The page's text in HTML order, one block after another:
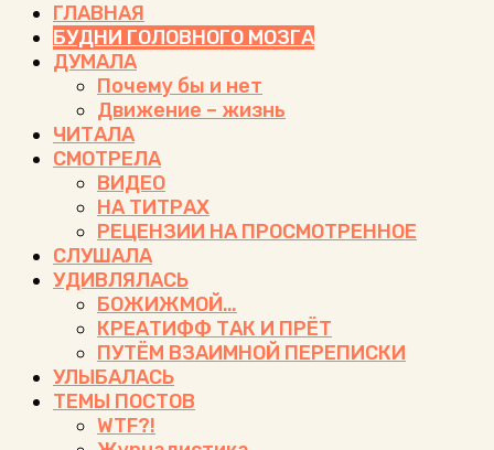
ГЛАВНАЯ
БУДНИ ГОЛОВНОГО МОЗГА
ДУМАЛА
Почему бы и нет
Движение – жизнь
ЧИТАЛА
СМОТРЕЛА
ВИДЕО
НА ТИТРАХ
РЕЦЕНЗИИ НА ПРОСМОТРЕННОЕ
СЛУШАЛА
УДИВЛЯЛАСЬ
БОЖИЖМОЙ…
КРЕАТИФФ ТАК И ПРЁТ
ПУТЁМ ВЗАИМНОЙ ПЕРЕПИСКИ
УЛЫБАЛАСЬ
ТЕМЫ ПОСТОВ
WTF?!